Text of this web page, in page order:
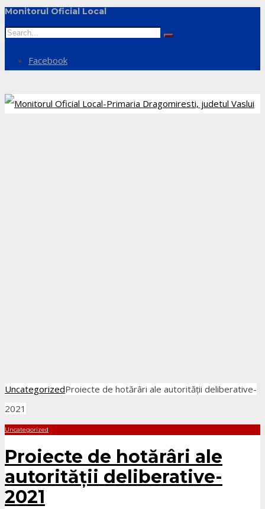
Monitorul Oficial Local
Facebook
UncategorizedProiecte de hotărâri ale autorității deliberative-
2021
Uncategorized
Proiecte de hotărâri ale
autorității deliberative-
2021